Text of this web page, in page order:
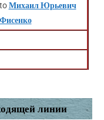
toМихаил Юрьевич
Фисенко
линии